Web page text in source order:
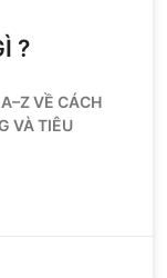
?
VỀ CÁCH
VÀ TIÊU